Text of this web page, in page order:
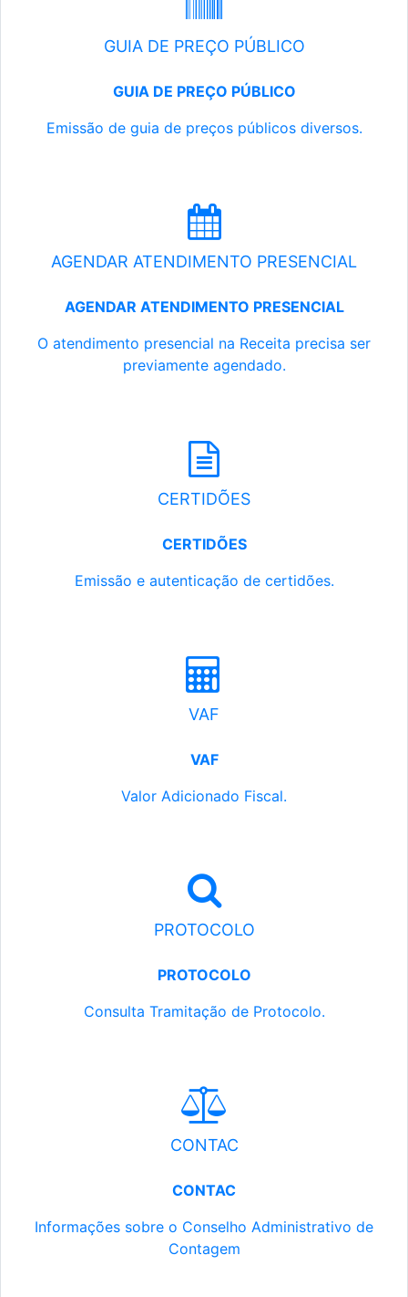
GUIA DE PREÇO PÚBLICO
GUIA DE PREÇO PÚBLICO
Emissão de guia de preços públicos diversos.
AGENDAR ATENDIMENTO PRESENCIAL
AGENDAR ATENDIMENTO PRESENCIAL
O atendimento presencial na Receita precisa ser
previamente agendado.
CERTIDÕES
CERTIDÕES
Emissão e autenticação de certidões.
VAF
VAF
Valor Adicionado Fiscal.
PROTOCOLO
PROTOCOLO
Consulta Tramitação de Protocolo.
CONTAC
CONTAC
Informações sobre o Conselho Administrativo de
Contagem